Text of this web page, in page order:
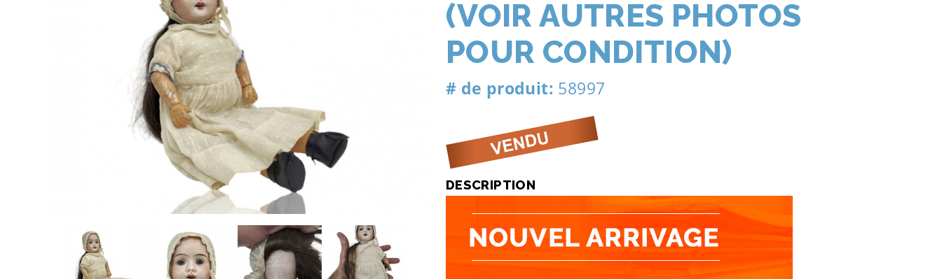
(VOIR AUTRES PHOTOS
POUR CONDITION)
# de produit: 58997
DESCRIPTION